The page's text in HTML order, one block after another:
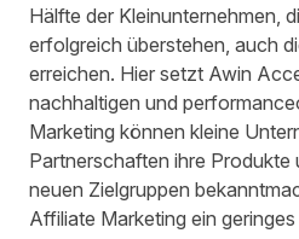
Hälfte der Kleinunternehmen,
erfolgreich überstehen, auch
erreichen. Hier setzt Awin
nachhaltigen und
Marketing können kleine
Partnerschaften ihre Produkte
neuen Zielgruppen
Affiliate Marketing ein